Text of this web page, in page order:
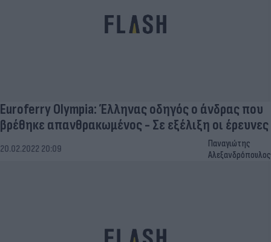
Euroferry Olympia: Έλληνας οδηγός ο άνδρας που
βρέθηκε απανθρακωμένος - Σε εξέλιξη οι έρευνες
20.02.2022 20:09
Παναγιώτης
Αλεξανδρόπουλος